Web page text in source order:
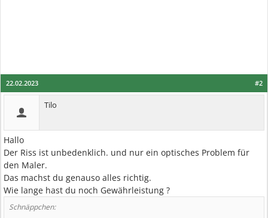
#2
22.02.2023
Tilo
Hallo
Der Riss ist unbedenklich. und nur ein optisches Problem für
den Maler.
Das machst du genauso alles richtig.
Wie lange hast du noch Gewährleistung ?
Schnäppchen: